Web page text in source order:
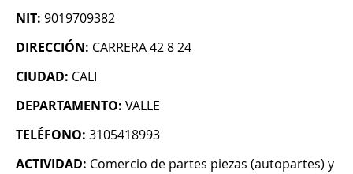
NIT: 9019709382
DIRECCIÓN: CARRERA 42 8 24
CIUDAD: CALI
DEPARTAMENTO: VALLE
TELÉFONO: 3105418993
ACTIVIDAD: Comercio de partes piezas (autopartes) y